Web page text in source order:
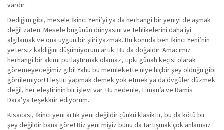
vardır.
Dediğim gibi, mesele İkinci Yeni’yi ya da herhangi bir yeniyi de aşmak
değil zaten. Mesele bugünün dünyasını ve tehlikelerini daha iyi
algılamak ve ona uygun bir şiiri yazmak. Bu konuda ben İkinci Yeni’nin
yetersiz kaldığını düşünüyorum artık. Bu da doğaldır. Amacımız
herhangi bir akımı putlaştırmak olamaz, tıpkı günah keçisi olarak
göremeyeceğimiz gibi! Yahu bu memlekette niye hiçbir şey olduğu gibi
görülemiyor! Eleştiri yapmak demek yok etmek ya da övgüler düzmek
değil, her eleştirinin bir işlevi var. Bu nedenle, Liman’a ve Ramis
Dara’ya teşekkür ediyorum..
Kısacası, İkinci yeni artık yeni değildir çünkü klasiktir, bu da kötü bir
şey değildir bana göre! Biz yeni miyiz bunu da tartışmak çok anlamsız